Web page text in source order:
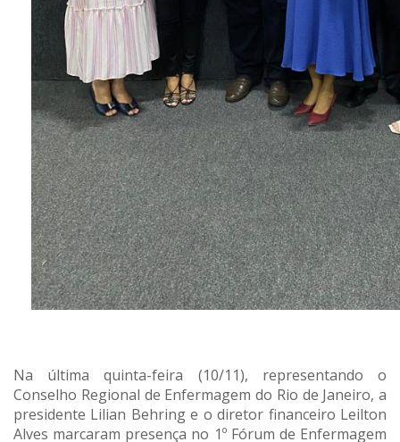
Na última quinta-feira (10/11), representando o
Conselho Regional de Enfermagem do Rio de Janeiro, a
presidente Lilian Behring e o diretor financeiro Leilton
Alves marcaram presença no 1º Fórum de Enfermagem